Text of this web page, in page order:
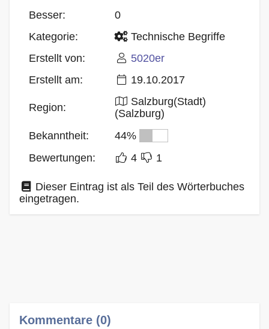
Blog
Besser:
0
Kategorie:
Technische Begriffe
Erstellt von:
5020er
Erstellt am:
19.10.2017
Region:
Salzburg(Stadt)
(Salzburg)
Bekanntheit:
44%
Bewertungen:
4 1
Dieser Eintrag ist als Teil des Wörterbuches
eingetragen.
Kommentare (0)